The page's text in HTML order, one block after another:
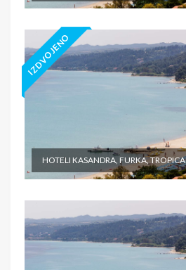
IZDVOJENO
HOTELI KASANDRA, FURKA,